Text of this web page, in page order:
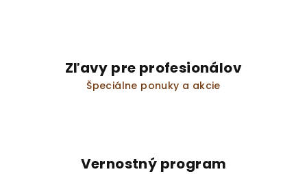
Zľavy pre profesionálov
Špeciálne ponuky a akcie
Vernostný program